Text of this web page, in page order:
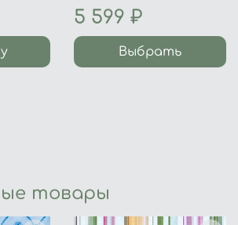
5 599 ₽
Выбрать
товары